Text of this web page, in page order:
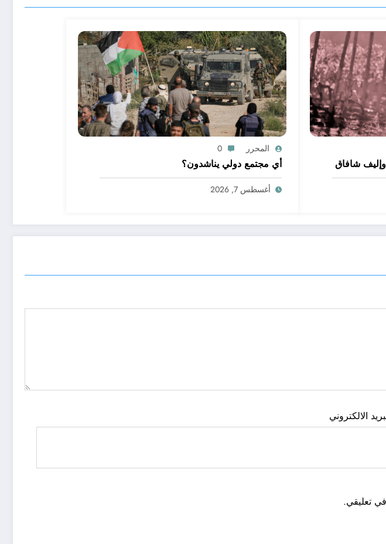
شافاق
المحرر 0
أي مجتمع دولي يناشدون؟
أغسطس 7, 2026
الالكتروني
تعليقي.